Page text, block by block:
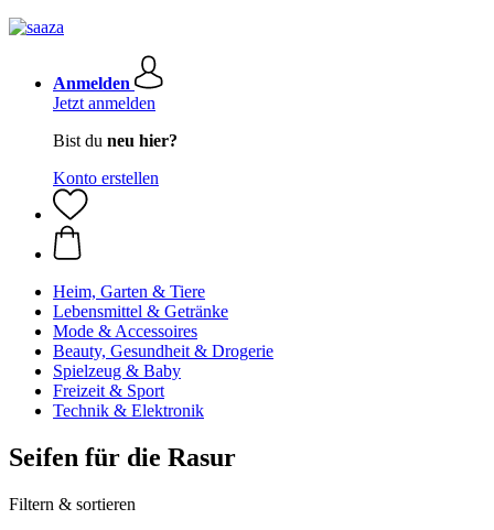
Anmelden
Jetzt anmelden
Bist du neu hier?
Konto erstellen
Heim, Garten & Tiere
Lebensmittel & Getränke
Mode & Accessoires
Beauty, Gesundheit & Drogerie
Spielzeug & Baby
Freizeit & Sport
Technik & Elektronik
Seifen für die Rasur
Filtern & sortieren